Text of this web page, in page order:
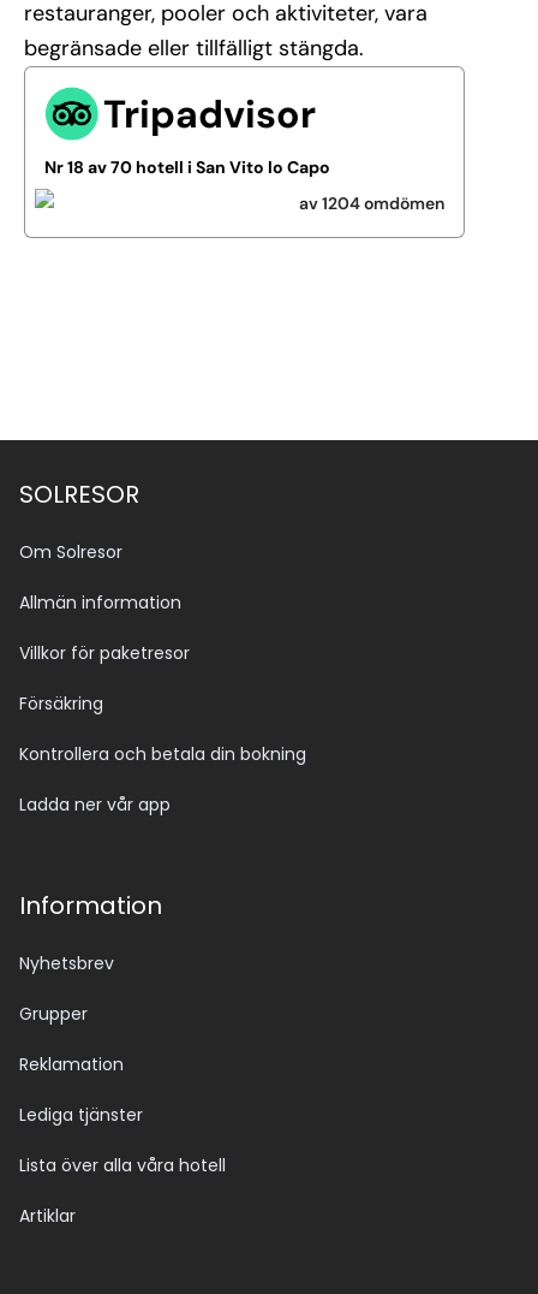
restauranger, pooler och aktiviteter, vara
begränsade eller tillfälligt stängda.
Tripadvisor
Nr 18 av 70 hotell i San Vito lo Capo
av 1204 omdömen
SOLRESOR
Om Solresor
Allmän information
Villkor för paketresor
Försäkring
Kontrollera och betala din bokning
Ladda ner vår app
Information
Nyhetsbrev
Grupper
Reklamation
Lediga tjänster
Lista över alla våra hotell
Artiklar